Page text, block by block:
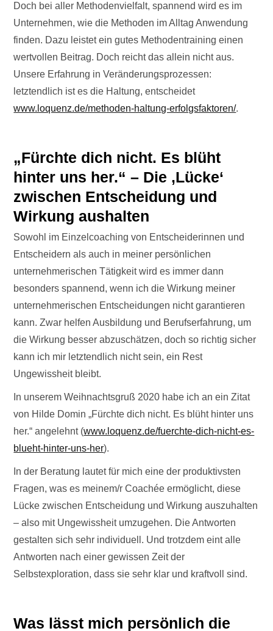
Doch bei aller Methodenvielfalt, spannend wird es im
Unternehmen, wie die Methoden im Alltag Anwendung
finden. Dazu leistet ein gutes Methodentraining einen
wertvollen Beitrag. Doch reicht das allein nicht aus.
Unsere Erfahrung in Veränderungsprozessen:
letztendlich ist es die Haltung, entscheidet
www.loquenz.de/methoden-haltung-erfolgsfaktoren/.
„Fürchte dich nicht. Es blüht
hinter uns her.“ – Die ‚Lücke‘
zwischen Entscheidung und
Wirkung aushalten
Sowohl im Einzelcoaching von Entscheiderinnen und
Entscheidern als auch in meiner persönlichen
unternehmerischen Tätigkeit wird es immer dann
besonders spannend, wenn ich die Wirkung meiner
unternehmerischen Entscheidungen nicht garantieren
kann. Zwar helfen Ausbildung und Berufserfahrung, um
die Wirkung besser abzuschätzen, doch so richtig sicher
kann ich mir letztendlich nicht sein, ein Rest
Ungewissheit bleibt.
In unserem Weihnachtsgruß 2020 habe ich an ein Zitat
von Hilde Domin „Fürchte dich nicht. Es blüht hinter uns
her.“ angelehnt (www.loquenz.de/fuerchte-dich-nicht-es-
blueht-hinter-uns-her).
In der Beratung lautet für mich eine der produktivsten
Fragen, was es meinem/r Coachée ermöglicht, diese
Lücke zwischen Entscheidung und Wirkung auszuhalten
– also mit Ungewissheit umzugehen. Die Antworten
gestalten sich sehr individuell. Und trotzdem eint alle
Antworten nach einer gewissen Zeit der
Selbstexploration, dass sie sehr klar und kraftvoll sind.
Was lässt mich persönlich die